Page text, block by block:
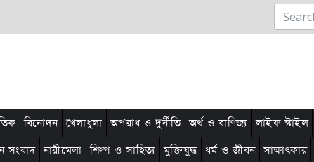
বিনোদন খেলাধুলা অপরাধ ও দুর্নীতি অর্থ ও বাণিজ্য লাইফ স্টাইল
সংবাদ নারীমেলা শিল্প ও সাহিত্য মুক্তিযুদ্ধ ধর্ম ও জীবন সাক্ষাৎকার